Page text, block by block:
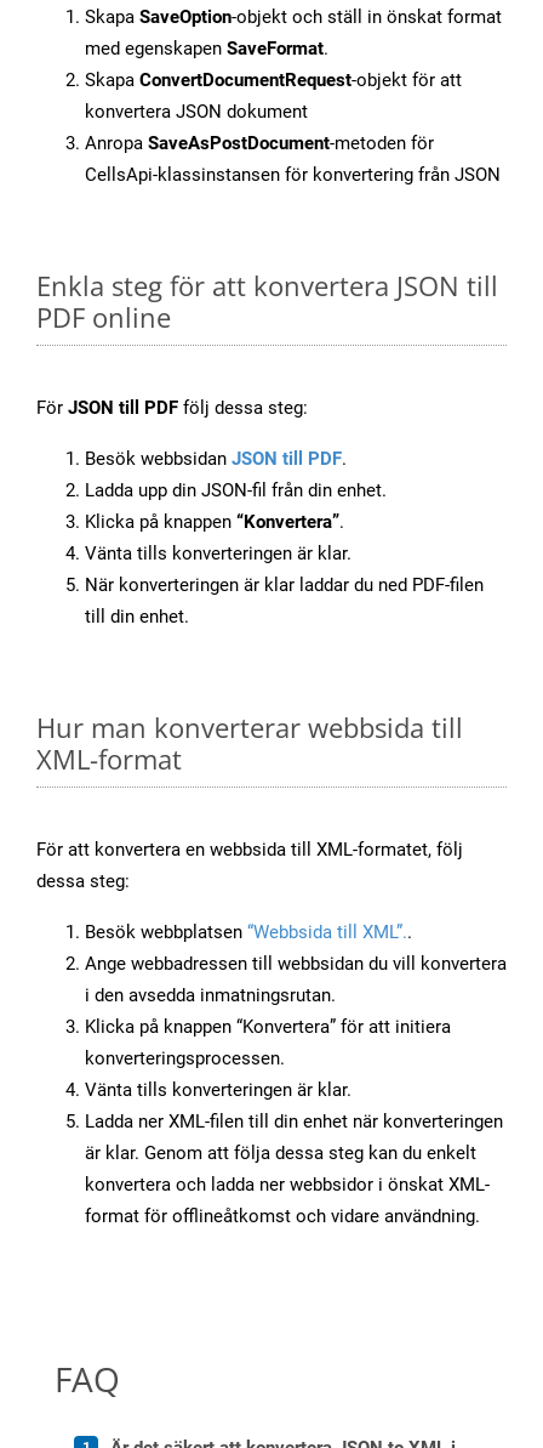
Skapa SaveOption-objekt och ställ in önskat format
med egenskapen SaveFormat.
Skapa ConvertDocumentRequest-objekt för att
konvertera JSON dokument
Anropa SaveAsPostDocument-metoden för
CellsApi-klassinstansen för konvertering från JSON
Enkla steg för att konvertera JSON till
PDF online
För JSON till PDF följ dessa steg:
Besök webbsidan JSON till PDF.
Ladda upp din JSON-fil från din enhet.
Klicka på knappen “Konvertera”.
Vänta tills konverteringen är klar.
När konverteringen är klar laddar du ned PDF-filen
till din enhet.
Hur man konverterar webbsida till
XML-format
För att konvertera en webbsida till XML-formatet, följ
dessa steg:
Besök webbplatsen “Webbsida till XML”..
Ange webbadressen till webbsidan du vill konvertera
i den avsedda inmatningsrutan.
Klicka på knappen “Konvertera” för att initiera
konverteringsprocessen.
Vänta tills konverteringen är klar.
Ladda ner XML-filen till din enhet när konverteringen
är klar. Genom att följa dessa steg kan du enkelt
konvertera och ladda ner webbsidor i önskat XML-
format för offlineåtkomst och vidare användning.
FAQ